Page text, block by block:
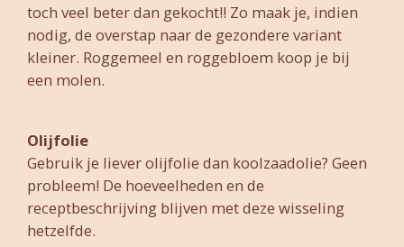
toch veel beter dan gekocht!! Zo maak je, indien
nodig, de overstap naar de gezondere variant
kleiner. Roggemeel en roggebloem koop je bij
een molen.
Olijfolie
Gebruik je liever olijfolie dan koolzaadolie? Geen
probleem! De hoeveelheden en de
receptbeschrijving blijven met deze wisseling
hetzelfde.